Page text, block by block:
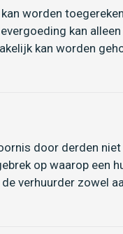
worden
kan
kan worden
door derden
op waarop een
verhuurder zowel